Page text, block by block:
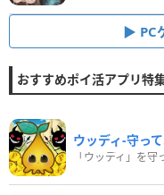
PC
おすすめポイ活アプリ特
ウッディ‐守っ
「ウッディ」を